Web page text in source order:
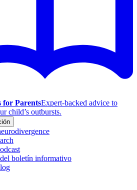
for ParentsExpert-backed advice to
child’s outbursts.
boletín informativo